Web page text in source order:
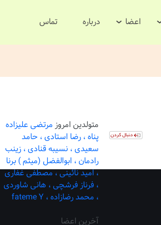
اعضا درباره تماس
متولدین امروزمرتضی علیزاده
پناه ،رضا استادی ، حامد
سعیدی ،نسیبه قنادی ،زینب
رادمان ، ابوالفضل (میثم ) برنا
،امید نائینی ،مصطفی غفاری
،فرناز فرشچی ، هانی شاوردی
، محمد رضازاده ،fateme Y
آخرین اعضا